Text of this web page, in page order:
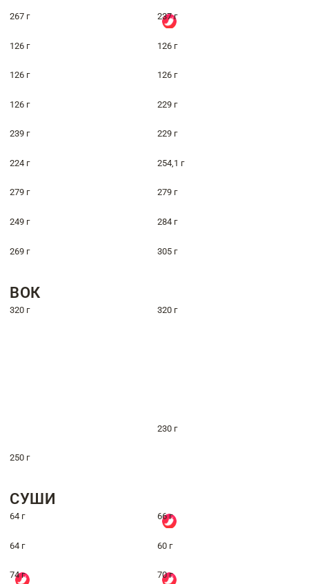
267 г 237 г
126 г 126 г
126 г 126 г
126 г 229 г
239 г 229 г
224 г 254,1 г
279 г 279 г
249 г 284 г
269 г 305 г
ВОК
320 г 320 г
230 г
250 г
СУШИ
64 г 66 г
64 г 60 г
74 г 70 г